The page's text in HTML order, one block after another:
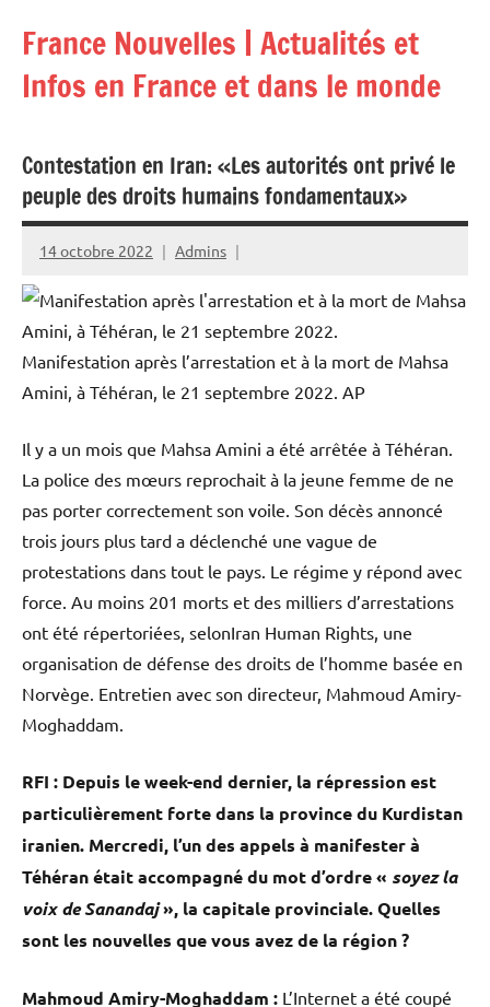
contenu
France Nouvelles | Actualités et
Infos en France et dans le monde
Contestation en Iran: «Les autorités ont privé le
peuple des droits humains fondamentaux»
14 octobre 2022 Admins
Manifestation après l’arrestation et à la mort de Mahsa
Amini, à Téhéran, le 21 septembre 2022. AP
Il y a un mois que Mahsa Amini a été arrêtée à Téhéran.
La police des mœurs reprochait à la jeune femme de ne
pas porter correctement son voile. Son décès annoncé
trois jours plus tard a déclenché une vague de
protestations dans tout le pays. Le régime y répond avec
force. Au moins 201 morts et des milliers d’arrestations
ont été répertoriées, selonIran Human Rights, une
organisation de défense des droits de l’homme basée en
Norvège. Entretien avec son directeur, Mahmoud Amiry-
Moghaddam.
RFI : Depuis le week-end dernier, la répression est
particulièrement forte dans la province du Kurdistan
iranien. Mercredi, l’un des appels à manifester à
Téhéran était accompagné du mot d’ordre « soyez la
voix de Sanandaj», la capitale provinciale. Quelles
sont les nouvelles que vous avez de la région ?
Mahmoud Amiry-Moghaddam : L’Internet a été coupé